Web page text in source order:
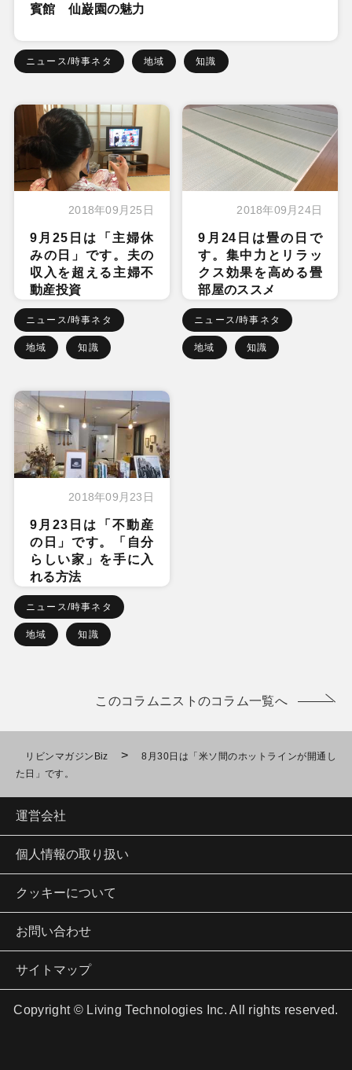
賓館 仙巌園の魅力
ニュース/時事ネタ 地域 知識
2018年09月25日
9月25日は「主婦休
みの日」です。夫の
収入を超える主婦不
動産投資
ニュース/時事ネタ
地域 知識
2018年09月24日
9月24日は畳の日で
す。集中力とリラッ
クス効果を高める畳
部屋のススメ
ニュース/時事ネタ
地域 知識
2018年09月23日
9月23日は「不動産
の日」です。「自分
らしい家」を手に入
れる方法
ニュース/時事ネタ
地域 知識
このコラムニストのコラム一覧へ
リビンマガジンBiz >
8月30日は「米ソ間のホットラインが開通し
た日」です。
運営会社
個人情報の取り扱い
クッキーについて
お問い合わせ
サイトマップ
Copyright © Living Technologies Inc. All rights reserved.